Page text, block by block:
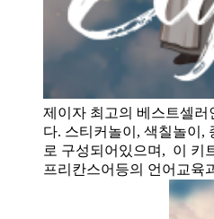
제이자 최고의 베스트셀
다. 스티커놀이, 색칠놀이,
로 구성되어있으며, 이 키
프리칸스어등의 언어교육